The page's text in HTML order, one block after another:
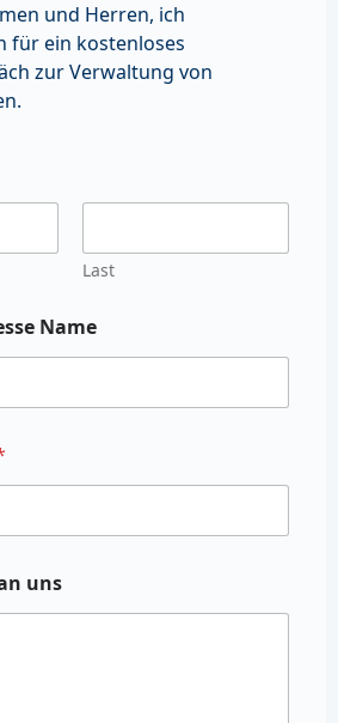
und Herren, ich
für ein kostenloses
zur Verwaltung von
Last
Name
uns